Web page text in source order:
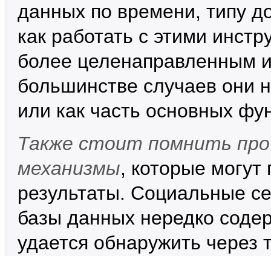
данных по времени, типу
как работать с этими
более целенаправленным
большинстве случаев они
или как часть основных
Также стоит помнить
механизмы, которые
результаты. Социальные
базы данных нередко
удается обнаружить